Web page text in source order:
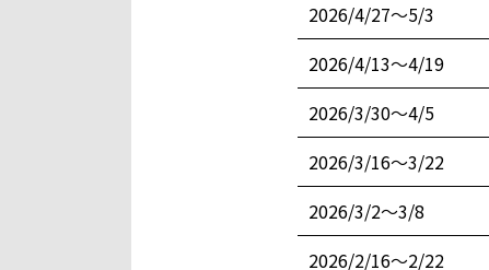
2026/4/27〜5/3
2026/4/13〜4/19
2026/3/30〜4/5
2026/3/16〜3/22
2026/3/2〜3/8
2026/2/16〜2/22